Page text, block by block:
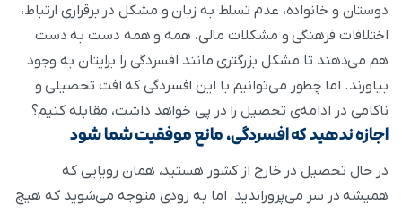
دوستان و خانواده، عدم تسلط به زبان و مشکل در برقراری ارتباط،
اختلافات فرهنگی و مشکلات مالی، همه و همه دست به دست
هم می‌دهند تا مشکل بزرگتری مانند افسردگی را برایتان به وجود
بیاورند. اما چطور می‌توانیم با این افسردگی که افت تحصیلی و
ناکامی در ادامه‌ی تحصیل را در پی خواهد داشت، مقابله کنیم؟
اجازه ندهید که افسردگی، مانع موفقیت شما شود
در حال تحصیل در خارج از کشور هستید، همان رویایی که
همیشه در سر می‌پروراندید. اما به زودی متوجه می‌شوید که هیچ